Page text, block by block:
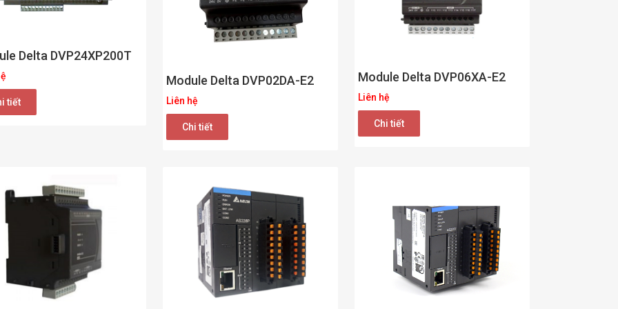
Delta DVP24XP200T
tiết
Module Delta DVP02DA-E2
Liên hệ
Chi tiết
Module Delta DVP06XA-E2
Liên hệ
Chi tiết